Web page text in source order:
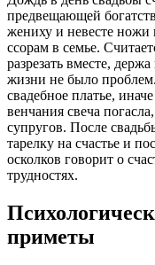
предвещающей
жениху и невесте ножи
ссорам в семье.
разрезать вместе,
жизни не было
свадебное платье,
венчания свеча
супругов. После
тарелку на счастье и
осколков говорит о
трудностях.
приметы